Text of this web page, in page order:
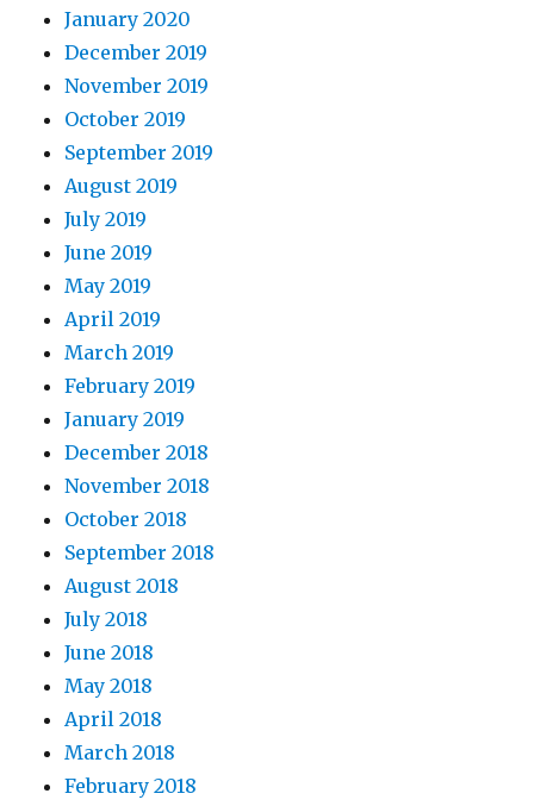
January 2020
December 2019
November 2019
October 2019
September 2019
August 2019
July 2019
June 2019
May 2019
April 2019
March 2019
February 2019
January 2019
December 2018
November 2018
October 2018
September 2018
August 2018
July 2018
June 2018
May 2018
April 2018
March 2018
February 2018